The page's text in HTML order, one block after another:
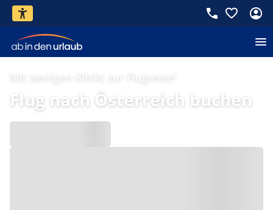
Mit wenigen Klicks zur Flugreise!
Flug nach Österreich buchen